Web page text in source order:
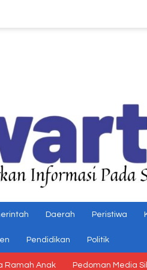
Daerah Peristiwa
Pendidikan Politik
Ramah Anak Pedoman Media